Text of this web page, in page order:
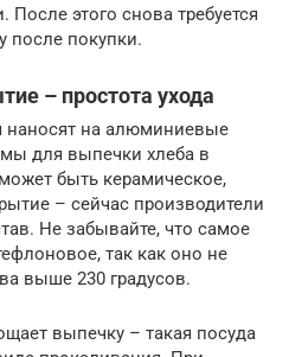
этого снова требуется
после покупки.
– простота ухода
наносят на алюминиевые
для выпечки хлеба в
быть керамическое,
– сейчас производители
Не забывайте, что самое
так как оно не
выше 230 градусов.
выпечку – такая посуда